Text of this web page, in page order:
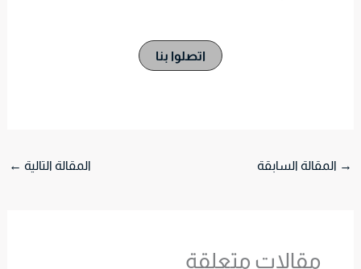
اتصلوا بنا
→ المقالة السابقة المقالة التالية ←
مقالات متعلقة